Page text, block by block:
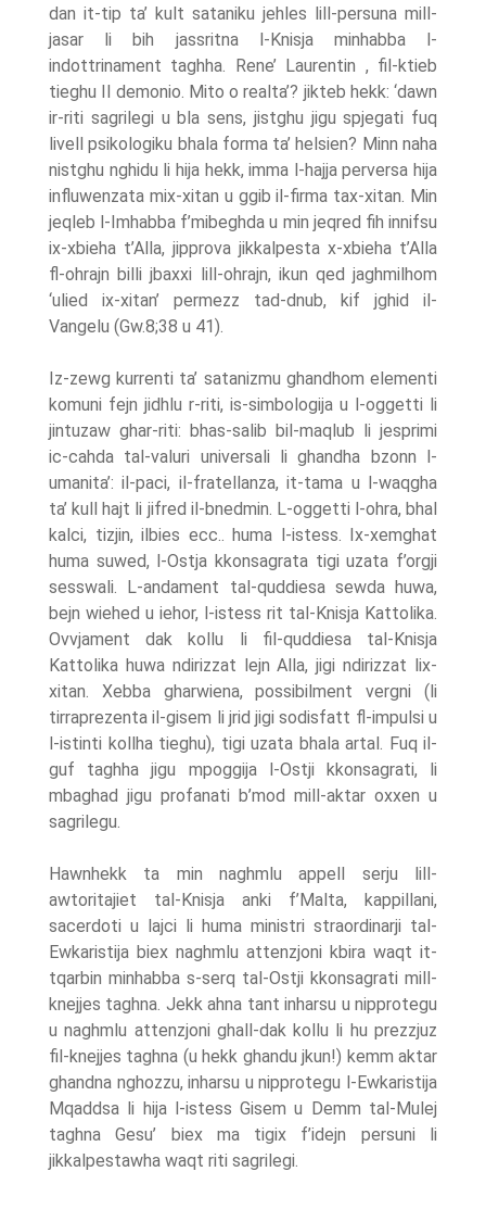
dan it-tip ta’ kult sataniku jehles lill-persuna mill-
jasar li bih jassritna l-Knisja minhabba l-
indottrinament taghha. Rene’ Laurentin , fil-ktieb
tieghu Il demonio. Mito o realta’? jikteb hekk: ‘dawn
ir-riti sagrilegi u bla sens, jistghu jigu spjegati fuq
livell psikologiku bhala forma ta’ helsien? Minn naha
nistghu nghidu li hija hekk, imma l-hajja perversa hija
influwenzata mix-xitan u ggib il-firma tax-xitan. Min
jeqleb l-Imhabba f’mibeghda u min jeqred fih innifsu
ix-xbieha t’Alla, jipprova jikkalpesta x-xbieha t’Alla
fl-ohrajn billi jbaxxi lill-ohrajn, ikun qed jaghmilhom
‘ulied ix-xitan’ permezz tad-dnub, kif jghid il-
Vangelu (Gw.8;38 u 41).
Iz-zewg kurrenti ta’ satanizmu ghandhom elementi
komuni fejn jidhlu r-riti, is-simbologija u l-oggetti li
jintuzaw ghar-riti: bhas-salib bil-maqlub li jesprimi
ic-cahda tal-valuri universali li ghandha bzonn l-
umanita’: il-paci, il-fratellanza, it-tama u l-waqgha
ta’ kull hajt li jifred il-bnedmin. L-oggetti l-ohra, bhal
kalci, tizjin, ilbies ecc.. huma l-istess. Ix-xemghat
huma suwed, l-Ostja kkonsagrata tigi uzata f’orgji
sesswali. L-andament tal-quddiesa sewda huwa,
bejn wiehed u iehor, l-istess rit tal-Knisja Kattolika.
Ovvjament dak kollu li fil-quddiesa tal-Knisja
Kattolika huwa ndirizzat lejn Alla, jigi ndirizzat lix-
xitan. Xebba gharwiena, possibilment vergni (li
tirraprezenta il-gisem li jrid jigi sodisfatt fl-impulsi u
l-istinti kollha tieghu), tigi uzata bhala artal. Fuq il-
guf taghha jigu mpoggija l-Ostji kkonsagrati, li
mbaghad jigu profanati b’mod mill-aktar oxxen u
sagrilegu.
Hawnhekk ta min naghmlu appell serju lill-
awtoritajiet tal-Knisja anki f’Malta, kappillani,
sacerdoti u lajci li huma ministri straordinarji tal-
Ewkaristija biex naghmlu attenzjoni kbira waqt it-
tqarbin minhabba s-serq tal-Ostji kkonsagrati mill-
knejjes taghna. Jekk ahna tant inharsu u nipprotegu
u naghmlu attenzjoni ghall-dak kollu li hu prezzjuz
fil-knejjes taghna (u hekk ghandu jkun!) kemm aktar
ghandna nghozzu, inharsu u nipprotegu l-Ewkaristija
Mqaddsa li hija l-istess Gisem u Demm tal-Mulej
taghna Gesu’ biex ma tigix f’idejn persuni li
jikkalpestawha waqt riti sagrilegi.